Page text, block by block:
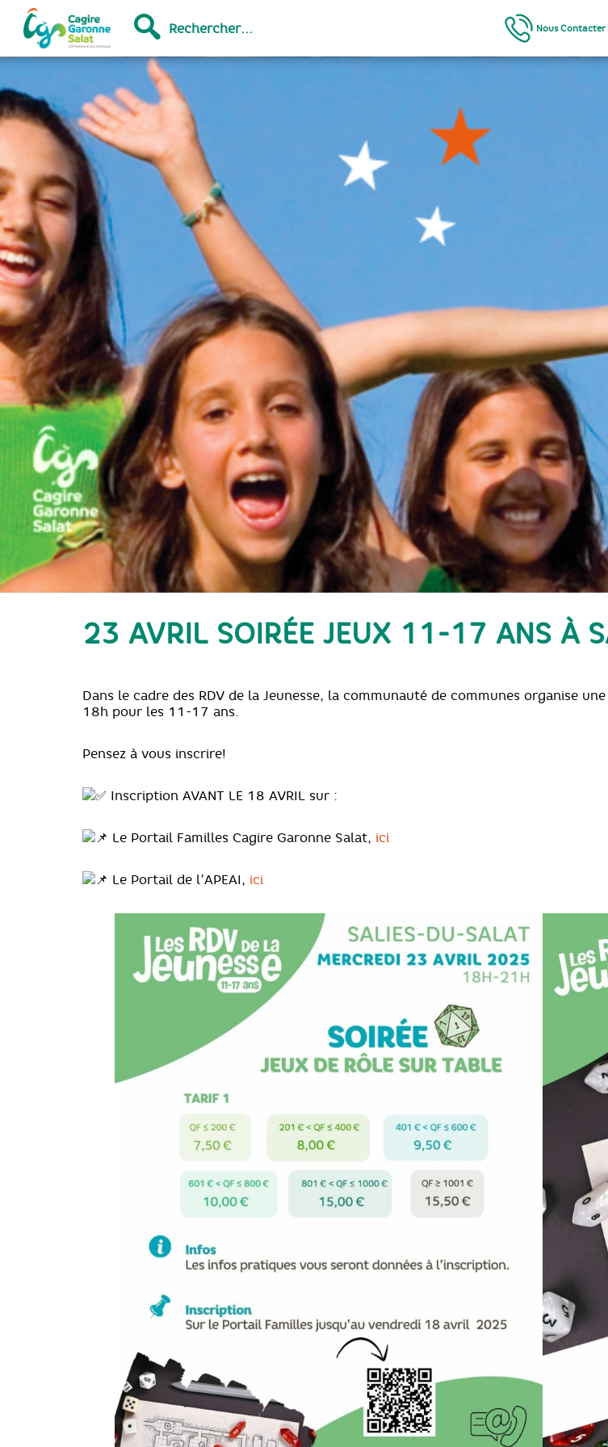
Rechercher... Nous Contacter
23 AVRIL SOIRÉE JEUX 11-17 ANS À
Dans le cadre des RDV de la Jeunesse, la communauté de communes organise
18h pour les 11-17 ans.
Pensez à vous inscrire!
Inscription AVANT LE 18 AVRIL sur :
Le Portail Familles Cagire Garonne Salat, ici
Le Portail de l’APEAI, ici